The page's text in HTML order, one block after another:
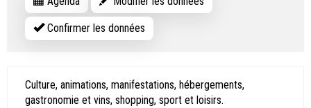
Confirmer les données
Culture, animations, manifestations, hébergements,
gastronomie et vins, shopping, sport et loisirs.